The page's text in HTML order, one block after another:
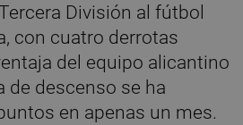
División al fútbol
con cuatro derrotas
del equipo alicantino
de descenso se ha
en apenas un mes.